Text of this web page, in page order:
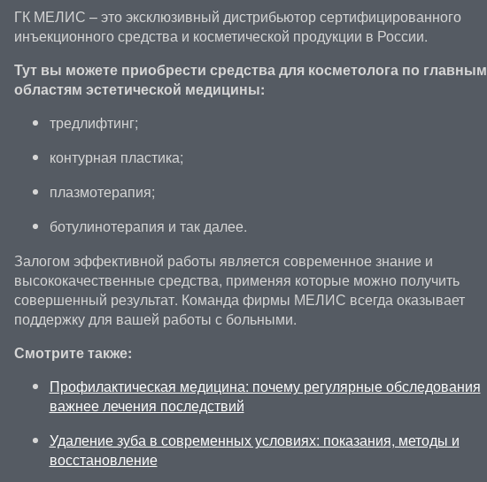
ГК МЕЛИС – это эксклюзивный дистрибьютор сертифицированного
инъекционного средства и косметической продукции в России.
Тут вы можете приобрести средства для косметолога по главным
областям эстетической медицины:
тредлифтинг;
контурная пластика;
плазмотерапия;
ботулинотерапия и так далее.
Залогом эффективной работы является современное знание и
высококачественные средства, применяя которые можно получить
совершенный результат. Команда фирмы МЕЛИС всегда оказывает
поддержку для вашей работы с больными.
Смотрите также:
Профилактическая медицина: почему регулярные обследования
важнее лечения последствий
Удаление зуба в современных условиях: показания, методы и
восстановление